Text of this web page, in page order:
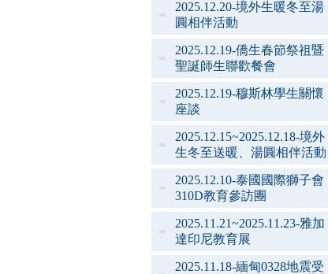
2025.12.20-境外生暖冬至湯
圓相伴活動
2025.12.19-僑生春節祭祖暨
聖誕師生聯歡餐會
2025.12.19-穆斯林學生關懷
座談
2025.12.15~2025.12.18-境外
生冬至送暖、湯圓相伴活動
2025.12.10-泰國國際獅子會
310D教育參訪團
2025.11.21~2025.11.23-雅加
達印尼教育展
2025.11.18-緬甸0328地震受